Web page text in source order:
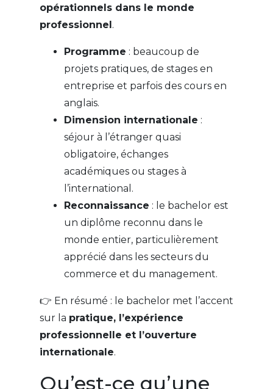
opérationnels dans le monde
professionnel.
Programme : beaucoup de
projets pratiques, de stages en
entreprise et parfois des cours en
anglais.
Dimension internationale :
séjour à l’étranger quasi
obligatoire, échanges
académiques ou stages à
l’international.
Reconnaissance : le bachelor est
un diplôme reconnu dans le
monde entier, particulièrement
apprécié dans les secteurs du
commerce et du management.
👉 En résumé : le bachelor met l’accent
sur la pratique, l’expérience
professionnelle et l’ouverture
internationale.
Qu’est-ce qu’une